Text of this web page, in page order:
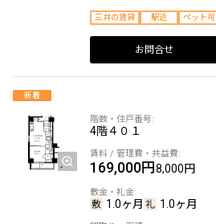
三井の賃貸 駅近 ペット可
お問合せ
新着
4階４０１
169,000円8,000円
1.0ヶ月 1.0ヶ月